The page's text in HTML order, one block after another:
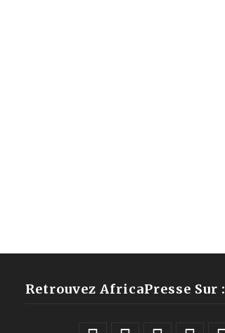
Retrouvez AfricaPresse Sur :